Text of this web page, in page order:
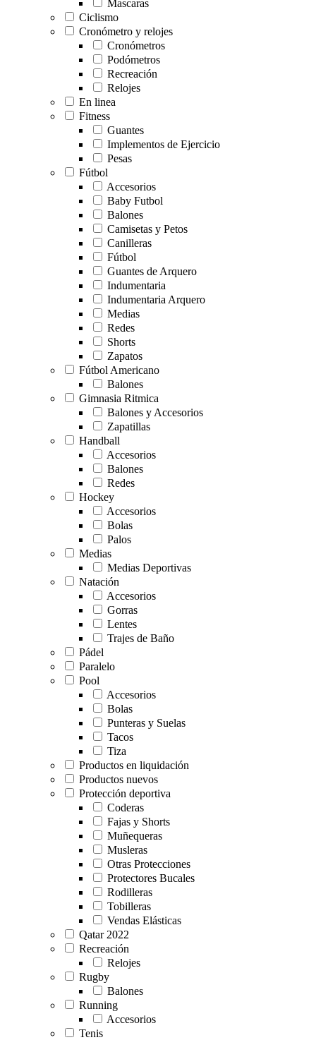
Mascaras
Ciclismo
Cronómetro y relojes
Cronómetros
Podómetros
Recreación
Relojes
En linea
Fitness
Guantes
Implementos de Ejercicio
Pesas
Fútbol
Accesorios
Baby Futbol
Balones
Camisetas y Petos
Canilleras
Fútbol
Guantes de Arquero
Indumentaria
Indumentaria Arquero
Medias
Redes
Shorts
Zapatos
Fútbol Americano
Balones
Gimnasia Ritmica
Balones y Accesorios
Zapatillas
Handball
Accesorios
Balones
Redes
Hockey
Accesorios
Bolas
Palos
Medias
Medias Deportivas
Natación
Accesorios
Gorras
Lentes
Trajes de Baño
Pádel
Paralelo
Pool
Accesorios
Bolas
Punteras y Suelas
Tacos
Tiza
Productos en liquidación
Productos nuevos
Protección deportiva
Coderas
Fajas y Shorts
Muñequeras
Musleras
Otras Protecciones
Protectores Bucales
Rodilleras
Tobilleras
Vendas Elásticas
Qatar 2022
Recreación
Relojes
Rugby
Balones
Running
Accesorios
Tenis